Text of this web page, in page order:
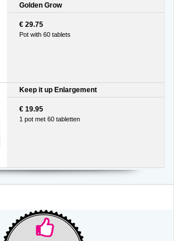
Golden Grow
€ 29.75
Pot with 60 tablets
Keep it up Enlargement
€ 19.95
1 pot met 60 tabletten